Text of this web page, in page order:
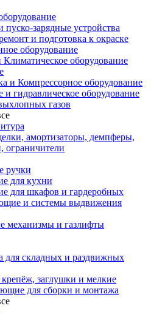
пуско-зарядные устройства
и подготовка к окраске
оборудование
оборудование
и Компрессорное оборудование
гидравлическое оборудование
газов
амортизаторы, демпферы,
ограничители
ручки
для кухни
для шкафов и гардеробных
и системы выдвижения
механизмы и газлифты
для складных и раздвижных
заглушки и мелкие
для сборки и монтажа